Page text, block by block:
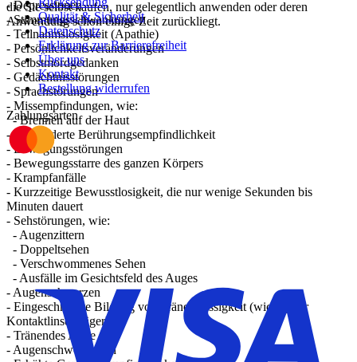
- Depressionen
- Stimmungsschwankungen
- Teilnahmslosigkeit (Apathie)
- Persönlichkeitsveränderungen
- Selbstmordgedanken
- Gedächtnisstörungen
- Sprachstörungen
- Missempfindungen, wie:
- Brennen auf der Haut
- Verminderte Berührungsempfindlichkeit
- Bewegungsstörungen
- Bewegungsstarre des ganzen Körpers
- Krampfanfälle
- Kurzzeitige Bewusstlosigkeit, die nur wenige Sekunden bis
Minuten dauert
- Sehstörungen, wie:
- Augenzittern
- Doppeltsehen
- Verschwommenes Sehen
- Ausfälle im Gesichtsfeld des Auges
- Augenschmerzen
- Eingeschränkte Bildung von Tränenflüssigkeit (wichtig für
Kontaktlinsenträger)
- Tränendes Auge
- Augenschwellungen
die Sie selbst kaufen, nur gelegentlich anwenden oder deren
Anwendung schon einige Zeit zurückliegt.
Qualität & Sicherheit
Datenschutz
Erklärung zur Barrierefreiheit
Über uns
Kontakt
Bestellung widerrufen
Zahlungsarten